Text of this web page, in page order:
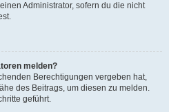
Administrator, sofern du die nicht
melden?
Berechtigungen vergeben hat,
des Beitrags, um diesen zu melden.
geführt.